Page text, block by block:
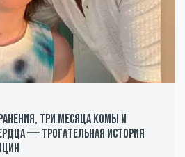
три месяца комы и
— трогательная история